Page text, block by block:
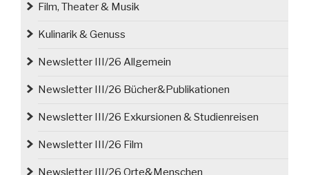
Film, Theater & Musik
Kulinarik & Genuss
Newsletter III/26 Allgemein
Newsletter III/26 Bücher&Publikationen
Newsletter III/26 Exkursionen & Studienreisen
Newsletter III/26 Film
Newsletter III/26 Orte&Menschen